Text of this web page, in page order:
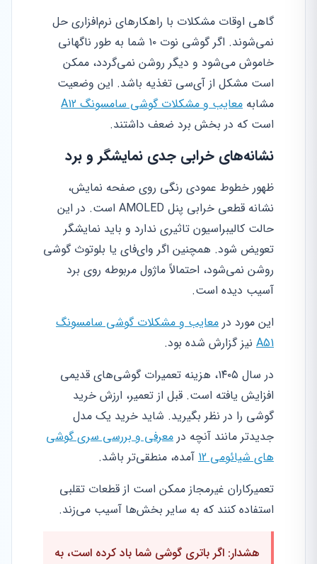
گاهی اوقات مشکلات با راهکارهای نرم‌افزاری حل
نمی‌شوند. اگر گوشی نوت ۱۰ شما به طور ناگهانی
خاموش می‌شود و دیگر روشن نمی‌گردد، ممکن
است مشکل از آی‌سی تغذیه باشد. این وضعیت
مشابه معایب و مشکلات گوشی سامسونگ A12
است که در بخش برد ضعف داشتند.
نشانه‌های خرابی جدی نمایشگر و برد
ظهور خطوط عمودی رنگی روی صفحه نمایش،
نشانه قطعی خرابی پنل AMOLED است. در این
حالت کالیبراسیون تاثیری ندارد و باید نمایشگر
تعویض شود. همچنین اگر وای‌فای یا بلوتوث گوشی
روشن نمی‌شود، احتمالاً ماژول مربوطه روی برد
آسیب دیده است.
این مورد در معایب و مشکلات گوشی سامسونگ
A51 نیز گزارش شده بود.
در سال ۱۴۰۵، هزینه تعمیرات گوشی‌های قدیمی
افزایش یافته است. قبل از تعمیر، ارزش خرید
گوشی را در نظر بگیرید. شاید خرید یک مدل
جدیدتر مانند آنچه در معرفی و بررسی سری گوشی
های شیائومی 12
آمده، منطقی‌تر باشد.
تعمیرکاران غیرمجاز ممکن است از قطعات تقلبی
استفاده کنند که به سایر بخش‌ها آسیب می‌زند.
هشدار: اگر باتری گوشی شما باد کرده است، به